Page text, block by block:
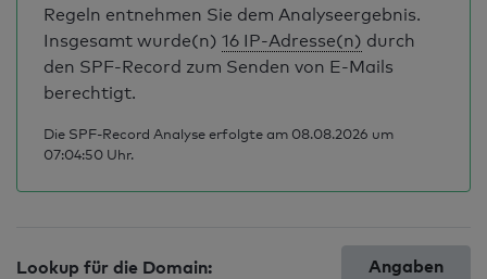
Regeln entnehmen Sie dem Analyseergebnis.
Insgesamt wurde(n) 16 IP-Adresse(n) durch
den SPF-Record zum Senden von E-Mails
berechtigt.
Die SPF-Record Analyse erfolgte am 08.08.2026 um
07:04:50 Uhr.
Lookup für die Domain:
Angaben